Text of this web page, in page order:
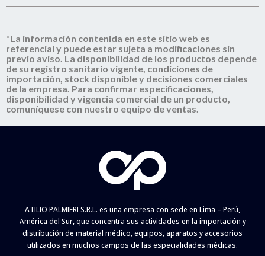
*La información contenida en este sitio web es
referencial y puede estar sujeta a modificaciones sin
previo aviso. La disponibilidad de los productos depende
de su registro sanitario vigente, condiciones de
importación, stock disponible y decisiones comerciales
de la empresa. Para confirmar especificaciones,
disponibilidad y vigencia comercial de un producto,
comuníquese con nuestro equipo de ventas.
ATILIO PALMIERI S.R.L. es una empresa con sede en Lima – Perú,
América del Sur, que concentra sus actividades en la importación y
distribución de material médico, equipos, aparatos y accesorios
utilizados en muchos campos de las especialidades médicas.